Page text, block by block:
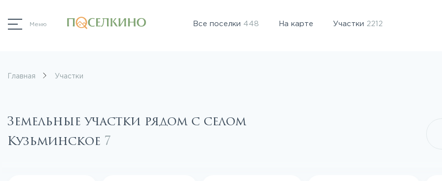
Меню Все поселки 448 На карте Участки 2212
Главная Участки
Земельные участки рядом с селом
Кузьминское 7